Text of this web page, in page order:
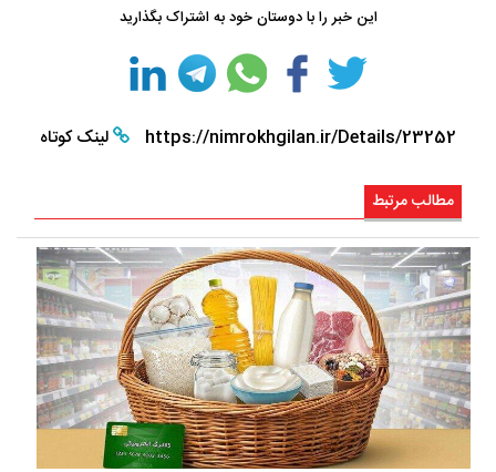
این خبر را با دوستان خود به اشتراک بگذارید
https://nimrokhgilan.ir/Details/23252 لینک کوتاه
مطالب مرتبط